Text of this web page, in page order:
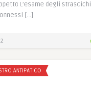
L’esame degli strascichi
[…]
ANTIPATICO